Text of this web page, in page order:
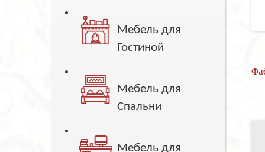
Мебель для
Гостиной
Мебель для
Спальни
Мебель для